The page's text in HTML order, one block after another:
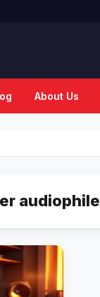
About Us
audiophile